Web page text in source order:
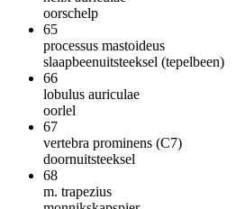
oorschelp
65
processus mastoideus
slaapbeenuitsteeksel (tepelbeen)
66
lobulus auriculae
oorlel
67
vertebra prominens (C7)
doornuitsteeksel
68
m. trapezius